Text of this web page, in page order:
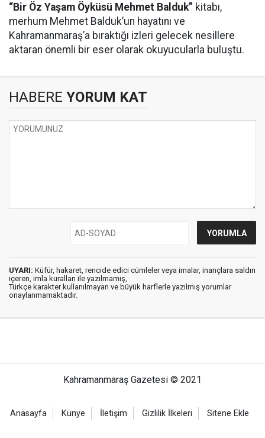
“Bir Öz Yaşam Öyküsü Mehmet Balduk” kitabı,
merhum Mehmet Balduk’un hayatını ve
Kahramanmaraş’a bıraktığı izleri gelecek nesillere
aktaran önemli bir eser olarak okuyucularla buluştu.
HABERE YORUM KAT
UYARI: Küfür, hakaret, rencide edici cümleler veya imalar, inançlara saldırı
içeren, imla kuralları ile yazılmamış,
Türkçe karakter kullanılmayan ve büyük harflerle yazılmış yorumlar
onaylanmamaktadır.
Kahramanmaraş Gazetesi © 2021
Anasayfa Künye İletişim Gizlilik İlkeleri Sitene Ekle